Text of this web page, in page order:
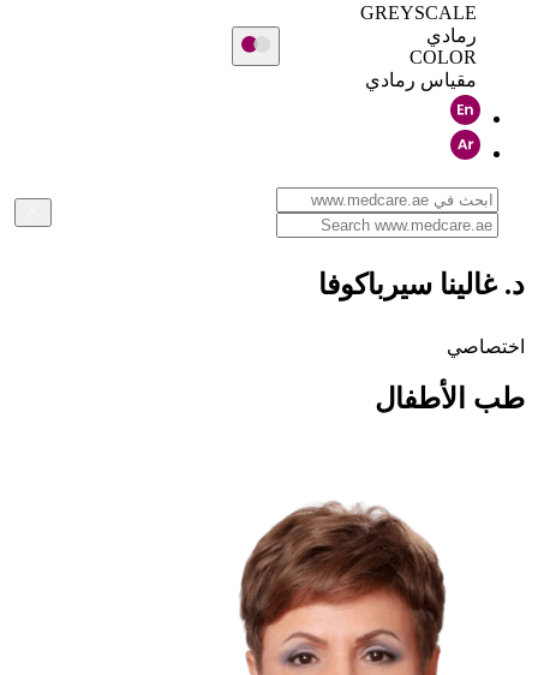
GREYSCALE
رمادي
COLOR
مقياس رمادي
د. غالينا سيرباكوفا
اختصاصي
طب الأطفال